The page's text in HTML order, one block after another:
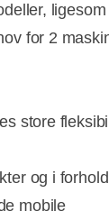
for 2
store
og i forhold
mobile